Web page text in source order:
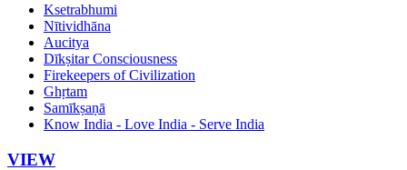
Ksetrabhumi
Nītividhāna
Aucitya
Dīkṣitar Consciousness
Firekeepers of Civilization
Ghṛtam
Samīkṣaṇā
Know India - Love India - Serve India
VIEW